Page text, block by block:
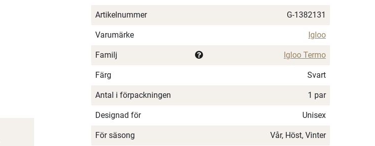
Artikelnummer G-1382131
Varumärke Igloo
Familj Igloo Termo
Färg Svart
Antal i förpackningen 1 par
Designad för Unisex
För säsong Vår, Höst, Vinter